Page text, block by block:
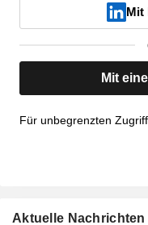
Mit
Mit
Für unbegrenzten Zugriff,
Aktuelle Nachrichten